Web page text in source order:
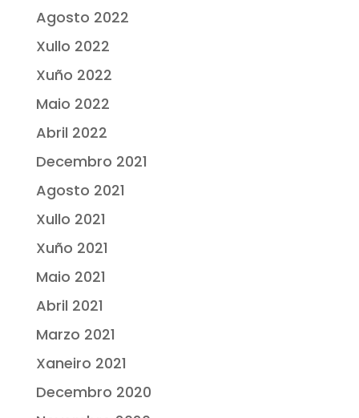
Agosto 2022
Xullo 2022
Xuño 2022
Maio 2022
Abril 2022
Decembro 2021
Agosto 2021
Xullo 2021
Xuño 2021
Maio 2021
Abril 2021
Marzo 2021
Xaneiro 2021
Decembro 2020